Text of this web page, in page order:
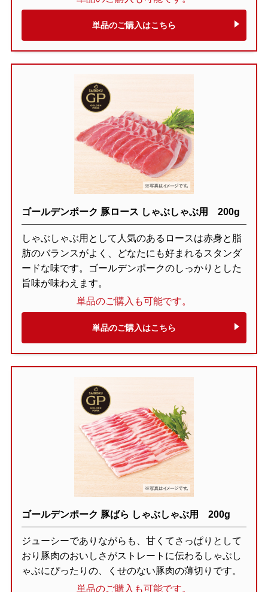
単品のご購入はこちら
ゴールデンポーク 豚ロース しゃぶしゃぶ用 200g
しゃぶしゃぶ用として人気のあるロースは赤身と脂
肪のバランスがよく、どなたにも好まれるスタンダ
ードな味です。ゴールデンポークのしっかりとした
旨味が味わえます。
単品のご購入も可能です。
単品のご購入はこちら
ゴールデンポーク 豚ばら しゃぶしゃぶ用 200g
ジューシーでありながらも、甘くてさっぱりとして
おり豚肉のおいしさがストレートに伝わるしゃぶし
ゃぶにぴったりの、くせのない豚肉の薄切りです。
単品のご購入も可能です。